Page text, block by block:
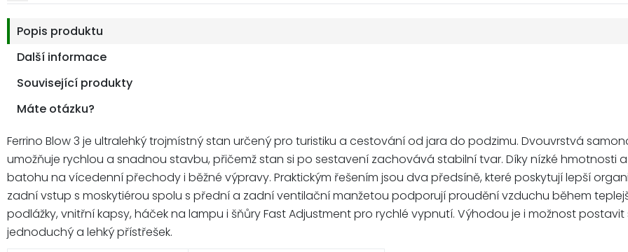
Popis produktu
Další informace
Související produkty
Máte otázku?
Ferrino Blow 3 je ultralehký trojmístný stan určený pro turistiku a cestování od jara do podzimu. Dvouvrstvá
umožňuje rychlou a snadnou stavbu, přičemž stan si po sestavení zachovává stabilní tvar. Díky nízké hmotnosti
batohu na vícedenní přechody i běžné výpravy. Praktickým řešením jsou dva předsíně, které poskytují lepší
zadní vstup s moskytiérou spolu s přední a zadní ventilační manžetou podporují proudění vzduchu během
podlážky, vnitřní kapsy, háček na lampu i šňůry Fast Adjustment pro rychlé vypnutí. Výhodou je i možnost
jednoduchý a lehký přístřešek.